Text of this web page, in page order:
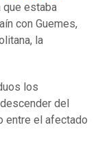
que estaba
con Guemes,
la
los
del
entre el afectado